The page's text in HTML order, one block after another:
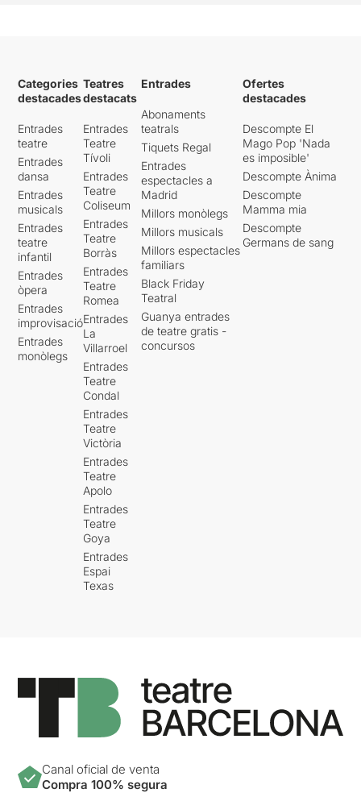
Categories
destacades
Entrades
teatre
Entrades
dansa
Entrades
musicals
Entrades
teatre
infantil
Entrades
òpera
Entrades
improvisació
Entrades
monòlegs
Teatres
destacats
Entrades
Teatre
Tívoli
Entrades
Teatre
Coliseum
Entrades
Teatre
Borràs
Entrades
Teatre
Romea
Entrades
La
Villarroel
Entrades
Teatre
Condal
Entrades
Teatre
Victòria
Entrades
Teatre
Apolo
Entrades
Teatre
Goya
Entrades
Espai
Texas
Entrades
Abonaments
teatrals
Tiquets Regal
Entrades
espectacles a
Madrid
Millors monòlegs
Millors musicals
Millors espectacles
familiars
Black Friday
Teatral
Guanya entrades
de teatre gratis -
concursos
Ofertes
destacades
Descompte El
Mago Pop 'Nada
es imposible'
Descompte Ànima
Descompte
Mamma mia
Descompte
Germans de sang
Canal oficial de venta
Compra 100% segura